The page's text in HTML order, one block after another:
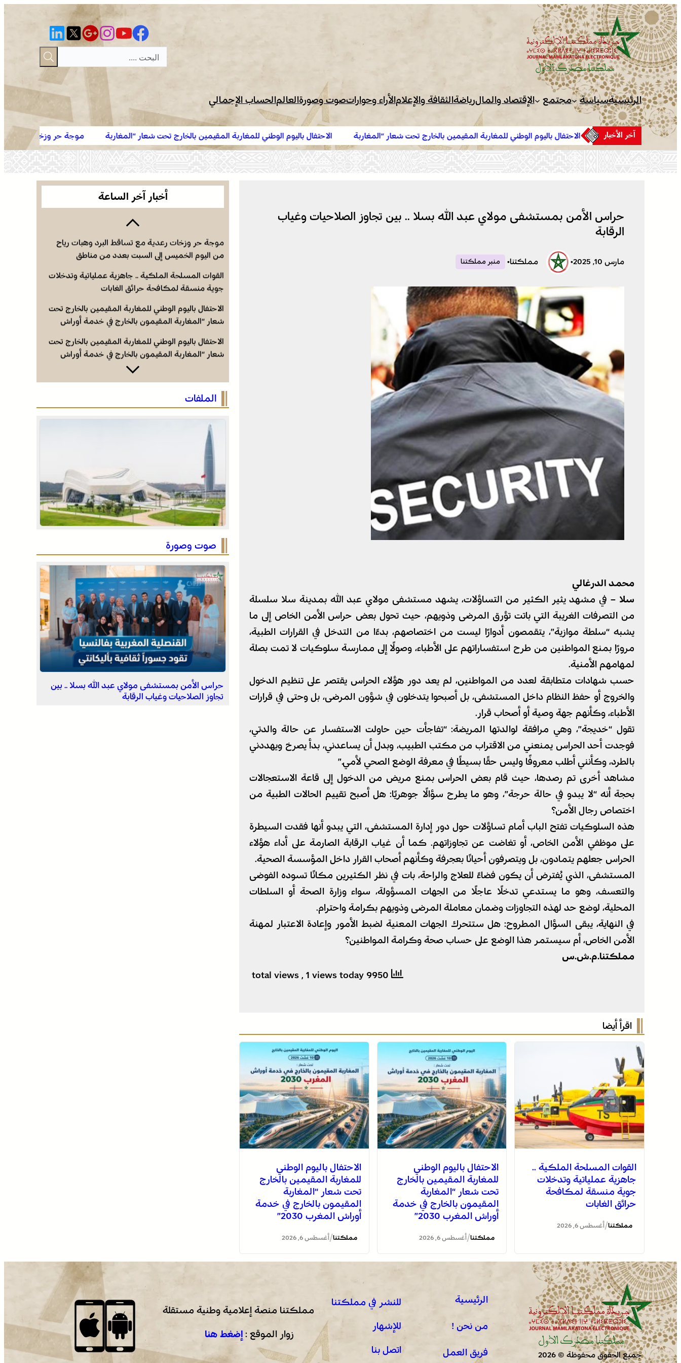
تخطى
إلى
المحتوى
الرئيسيةسياسة مجتمع الإقتصاد والمالرياضةالثقافة والإعلامالأراء وحواراتصوت وصورةالعالمالحساب الإجمالي
آخر الأخبار
الاحتفال باليوم الوطني للمغاربة المقيمين بالخارج تحت شعار “المغاربة
المقيمون بالخارج في خدمة أوراش المغرب 2030”
الاحتفال باليوم الوطني للمغاربة المقيمين بالخارج تحت شعار “المغاربة
المقيمون بالخارج في خدمة أوراش المغرب 2030”
موجة حر وزخات رعدية مع تساقط البرد وهبات
الخميس إلى السبت بعدد من مناطق المملكة
حراس الأمن بمستشفى مولاي عبد الله بسلا .. بين تجاوز الصلاحيات وغياب
الرقابة
مارس 10, 2025 • مملكتنا• منبر مملكتنا
محمد الدرغالي
سلا – في مشهد يثير الكثير من التساؤلات، يشهد مستشفى مولاي عبد الله بمدينة سلا سلسلة
من التصرفات الغريبة التي باتت تؤرق المرضى وذويهم، حيث تحول بعض حراس الأمن الخاص إلى ما
يشبه “سلطة موازية”، يتقمصون أدوارًا ليست من اختصاصهم، بدءًا من التدخل في القرارات الطبية،
مرورًا بمنع المواطنين من طرح استفساراتهم على الأطباء، وصولًا إلى ممارسة سلوكيات لا تمت بصلة
لمهامهم الأمنية.
حسب شهادات متطابقة لعدد من المواطنين، لم يعد دور هؤلاء الحراس يقتصر على تنظيم الدخول
والخروج أو حفظ النظام داخل المستشفى، بل أصبحوا يتدخلون في شؤون المرضى، بل وحتى في قرارات
الأطباء، وكأنهم جهة وصية أو أصحاب قرار.
تقول “خديجة”، وهي مرافقة لوالدتها المريضة: “تفاجأت حين حاولت الاستفسار عن حالة والدتي،
فوجدت أحد الحراس يمنعني من الاقتراب من مكتب الطبيب، وبدل أن يساعدني، بدأ يصرخ ويهددني
بالطرد، وكأنني أطلب معروفًا وليس حقًا بسيطًا في معرفة الوضع الصحي لأمي.”
مشاهد أخرى تم رصدها، حيث قام بعض الحراس بمنع مريض من الدخول إلى قاعة الاستعجالات
بحجة أنه “لا يبدو في حالة حرجة”، وهو ما يطرح سؤالًا جوهريًا: هل أصبح تقييم الحالات الطبية من
اختصاص رجال الأمن؟
هذه السلوكيات تفتح الباب أمام تساؤلات حول دور إدارة المستشفى، التي يبدو أنها فقدت السيطرة
على موظفي الأمن الخاص، أو تغاضت عن تجاوزاتهم. كما أن غياب الرقابة الصارمة على أداء هؤلاء
الحراس جعلهم يتمادون، بل ويتصرفون أحيانًا بعجرفة وكأنهم أصحاب القرار داخل المؤسسة الصحية.
المستشفى، الذي يُفترض أن يكون فضاءً للعلاج والراحة، بات في نظر الكثيرين مكانًا تسوده الفوضى
والتعسف، وهو ما يستدعي تدخلًا عاجلًا من الجهات المسؤولة، سواء وزارة الصحة أو السلطات
المحلية، لوضع حد لهذه التجاوزات وضمان معاملة المرضى وذويهم بكرامة واحترام.
في النهاية، يبقى السؤال المطروح: هل ستتحرك الجهات المعنية لضبط الأمور وإعادة الاعتبار لمهنة
الأمن الخاص، أم سيستمر هذا الوضع على حساب صحة وكرامة المواطنين؟
مملكتنا.م.ش.س
, 1 views today
اقرأ أيضا
القوات المسلحة الملكية ..
جاهزية عملياتية وتدخلات
جوية منسقة لمكافحة
حرائق الغابات
مملكتنا/أغسطس 6, 2026
الاحتفال باليوم الوطني
للمغاربة المقيمين بالخارج
تحت شعار “المغاربة
المقيمون بالخارج في خدمة
أوراش المغرب 2030”
مملكتنا/أغسطس 6, 2026
الاحتفال باليوم الوطني
للمغاربة المقيمين بالخارج
تحت شعار “المغاربة
المقيمون بالخارج في خدمة
أوراش المغرب 2030”
مملكتنا/أغسطس 6, 2026
أخبار آخر الساعة
القوات المسلحة الملكية .. جاهزية عملياتية وتدخلات
جوية منسقة لمكافحة حرائق الغابات
شعار “المغاربة المقيمون بالخارج في خدمة أوراش
الاحتفال باليوم الوطني للمغاربة المقيمين بالخارج تحت
شعار “المغاربة المقيمون بالخارج في خدمة أوراش
موجة حر وزخات رعدية مع تساقط البرد وهبات رياح
من اليوم الخميس إلى السبت بعدد من مناطق
القوات المسلحة الملكية .. جاهزية عملياتية وتدخلات
جوية منسقة لمكافحة حرائق الغابات
الاحتفال باليوم الوطني للمغاربة المقيمين بالخارج تحت
شعار “المغاربة المقيمون بالخارج في خدمة أوراش
الاحتفال باليوم الوطني للمغاربة المقيمين بالخارج تحت
شعار “المغاربة المقيمون بالخارج في خدمة أوراش
موجة حر وزخات رعدية مع تساقط البرد وهبات رياح
المملكة (نشرة إنذارية)
القوات المسلحة الملكية .. جاهزية عملياتية وتدخلات
الاحتفال باليوم الوطني للمغاربة المقيمين بالخارج تحت
شعار “المغاربة المقيمون بالخارج في خدمة أوراش
الاحتفال باليوم الوطني للمغاربة المقيمين بالخارج تحت
شعار “المغاربة المقيمون بالخارج في خدمة أوراش
المغرب 2030”
موجة حر وزخات رعدية مع تساقط البرد وهبات رياح
من اليوم الخميس إلى السبت بعدد من مناطق
الملفات
صوت وصورة
حراس الأمن بمستشفى مولاي عبد الله بسلا .. بين
تجاوز الصلاحيات وغياب الرقابة
جميع الحقوق محفوظة © 2026
الرئيسية
من نحن !
فريق العمل
للنشر في مملكتنا
للإشهار
اتصل بنا
مملكتنا منصة إعلامية وطنية مستقلة
زوار الموقع : إضغط هنا